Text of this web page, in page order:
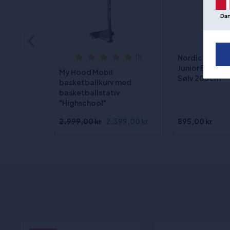
My Hood Mobil
basketballkurv med
basketballstativ
"Highschool"
2.999,00 kr 2.399,00 kr
Nordic
Junior
Sølv 205 cm
895,00 kr